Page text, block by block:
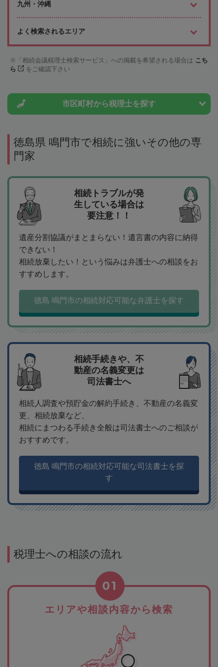
九州・沖縄
よく検索されるエリア
「相続会議税理士検索サービス」への掲載を希望される場合は こち
ら
をご確認下さい
市区町村から税理士を探す
徳島県 鳴門市で相続に強いその他の専
門家
相続トラブルが発
生している場合は
要注意！！
遺産分割協議がまとまらない！遺言書の内容に納得
できない！
相続放棄したい！という悩みは弁護士への相談をお
すすめします。
徳島 鳴門市の相続対応可能な弁護士を探す
相続手続きや、不
動産の名義変更は
司法書士へ
相続人調査や預貯金の解約手続き、不動産の名義変
更、相続放棄など、
相続にまつわる手続き全般は司法書士へのご相談が
おすすめです。
徳島 鳴門市の相続対応可能な司法書士を探
す
税理士への相談の流れ
エリアや相談内容から検索
01